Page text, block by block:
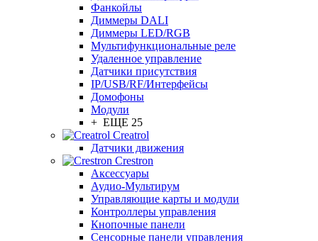
Фанкойлы
Диммеры DALI
Диммеры LED/RGB
Мультифункциональные реле
Удаленное управление
Датчики присутствия
IP/USB/RF/Интерфейсы
Домофоны
Модули
+ ЕЩЕ 25
Creatrol
Датчики движения
Crestron
Аксессуары
Аудио-Мультирум
Управляющие карты и модули
Контроллеры управления
Кнопочные панели
Сенсорные панели управления